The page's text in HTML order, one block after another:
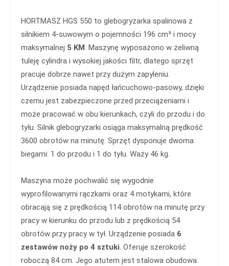
HORTMASZ HGS 550 to glebogryzarka spalinowa z
silnikiem 4-suwowym o pojemności 196 cm³ i mocy
maksymalnej 5 KM. Maszynę wyposażono w żeliwną
tuleję cylindra i wysokiej jakości filtr, dlatego sprzęt
pracuje dobrze nawet przy dużym zapyleniu.
Urządzenie posiada napęd łańcuchowo-pasowy, dzięki
czemu jest zabezpieczone przed przeciążeniami i
może pracować w obu kierunkach, czyli do przodu i do
tyłu. Silnik glebogryzarki osiąga maksymalną prędkość
3600 obrotów na minutę. Sprzęt dysponuje dwoma
biegami: 1 do przodu i 1 do tyłu. Waży 46 kg.
Maszyna może pochwalić się wygodnie
wyprofilowanymi rączkami oraz 4 motykami, które
obracają się z prędkością 114 obrotów na minutę przy
pracy w kierunku do przodu lub z prędkością 54
obrotów przy pracy w tył. Urządzenie posiada 6
zestawów noży po 4 sztuki. Oferuje szerokość
roboczą 84 cm. Jego atutem jest stalowa obudowa.